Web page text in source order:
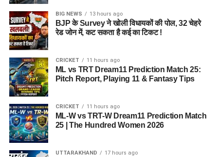
BIG NEWS 13 hours ago
BJP के Survey ने खोली विधायकों की पोल, 32 चेहरे
रेड जोन में, कट सकता है कई का टिकट !
CRICKET 11 hours ago
ML vs TRT Dream11 Prediction Match 25:
Pitch Report, Playing 11 & Fantasy Tips
CRICKET 11 hours ago
ML-W vs TRT-W Dream11 Prediction Match
25 | The Hundred Women 2026
UTTARAKHAND 17 hours ago